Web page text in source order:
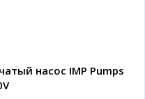
насос IMP Pumps